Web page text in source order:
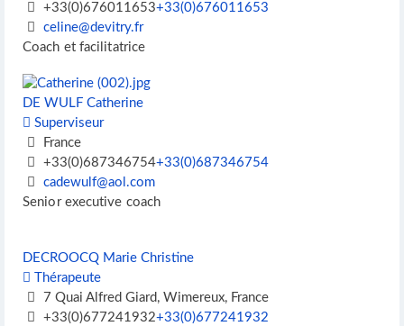
+33(0)676011653+33(0)676011653
celine@devitry.fr
Coach et facilitatrice
DE WULF Catherine
Superviseur
France
+33(0)687346754+33(0)687346754
cadewulf@aol.com
Senior executive coach
DECROOCQ Marie Christine
Thérapeute
7 Quai Alfred Giard, Wimereux, France
+33(0)677241932+33(0)677241932